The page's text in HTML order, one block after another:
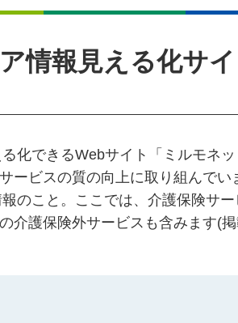
情報見える化サ
化できるWebサイト「ミルモネ
ービスの質の向上に取り組んでい
のこと。ここでは、介護保険サ
介護保険外サービスも含みます(掲